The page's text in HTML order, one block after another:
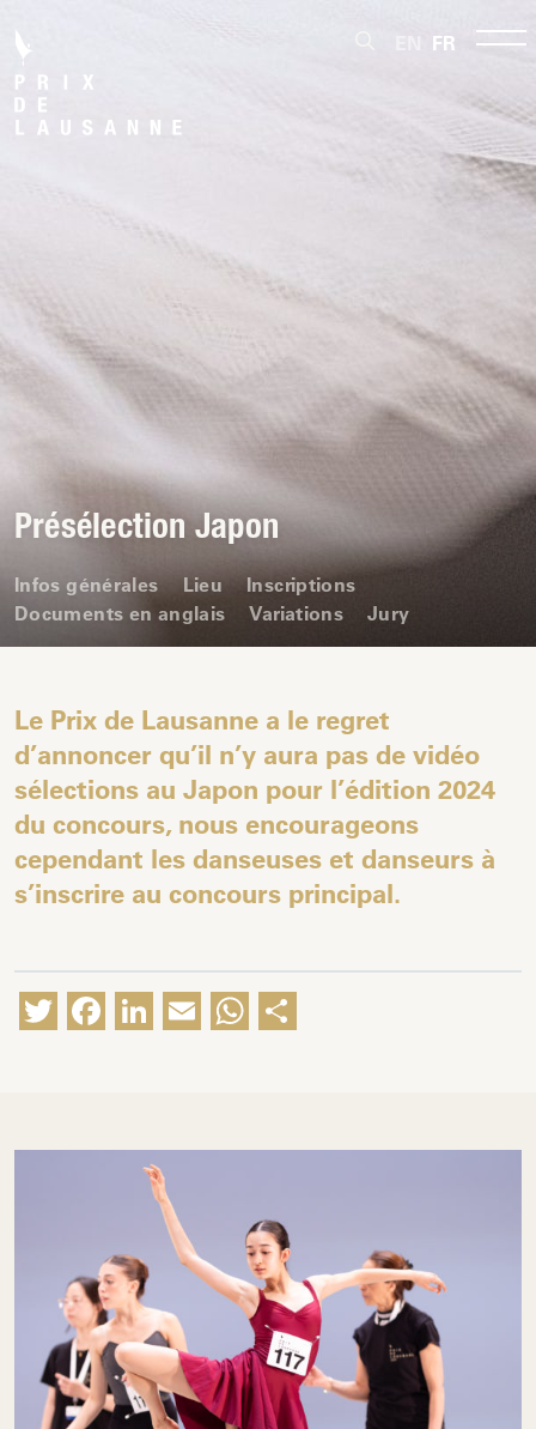
FR
Présélection Japon
Infos générales Lieu
Inscriptions
Documents en anglais
Variations Jury
Le Prix de Lausanne a le regret
d’annoncer qu’il n’y aura pas de vidéo
sélections au Japon pour l’édition 2024
du concours, nous encourageons
cependant les danseuses et danseurs à
s’inscrire au concours principal.
Twitter
Facebook
LinkedIn
EmailWhatsApp